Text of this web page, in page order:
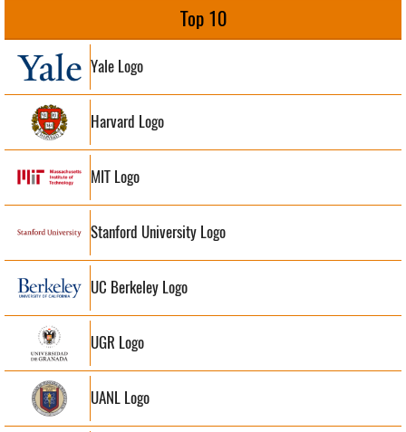
Top 10
Yale Logo
Harvard Logo
MIT Logo
Stanford University Logo
UC Berkeley Logo
UGR Logo
UANL Logo